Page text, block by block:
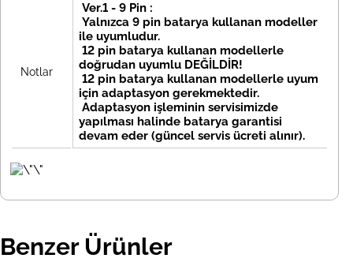
Notlar
Ver.1 - 9 Pin :
Yalnızca 9 pin batarya kullanan modeller
ile uyumludur.
12 pin batarya kullanan modellerle
doğrudan uyumlu DEĞİLDİR!
12 pin batarya kullanan modellerle uyum
için adaptasyon gerekmektedir.
Adaptasyon işleminin servisimizde
yapılması halinde batarya garantisi
devam eder (güncel servis ücreti alınır).
Benzer Ürünler